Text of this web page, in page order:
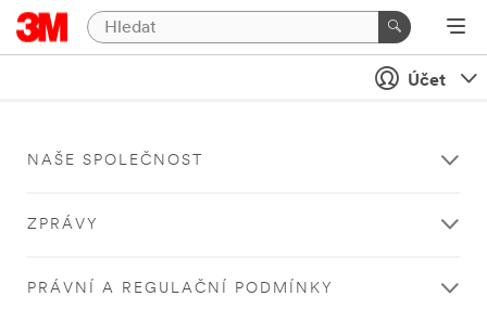
Účet
NAŠE SPOLEČNOST
ZPRÁVY
PRÁVNÍ A REGULAČNÍ PODMÍNKY